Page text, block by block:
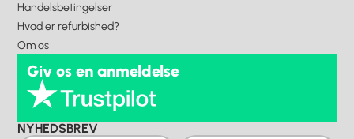
Handelsbetingelser
Hvad er refurbished?
Om os
Giv os en anmeldelse
NYHEDSBREV